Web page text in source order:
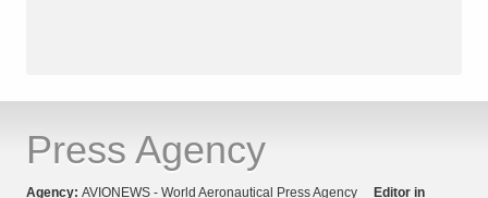
Press Agency
Agency: AVIONEWS - World Aeronautical Press Agency Editor in